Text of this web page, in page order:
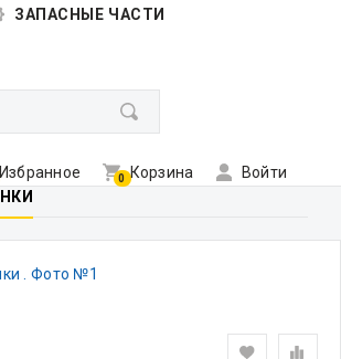
ЗАПАСНЫЕ ЧАСТИ
0 Корзина
Войти